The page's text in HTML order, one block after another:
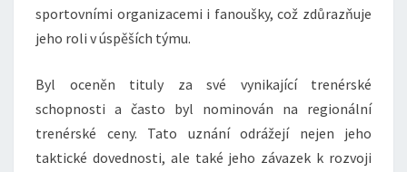
sportovními organizacemi i fanoušky, což zdůrazňuje
jeho roli v úspěších týmu.
Byl oceněn tituly za své vynikající trenérské
schopnosti a často byl nominován na regionální
trenérské ceny. Tato uznání odrážejí nejen jeho
taktické dovednosti, ale také jeho závazek k rozvoji